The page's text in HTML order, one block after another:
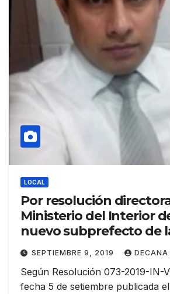
LOCAL
Por resolución
Ministerio del Interior
nuevo subprefecto de
de San Román
SEPTIEMBRE 9, 2019 DECANA
Según Resolución 073-2019-IN-
fecha 5 de setiembre publicada